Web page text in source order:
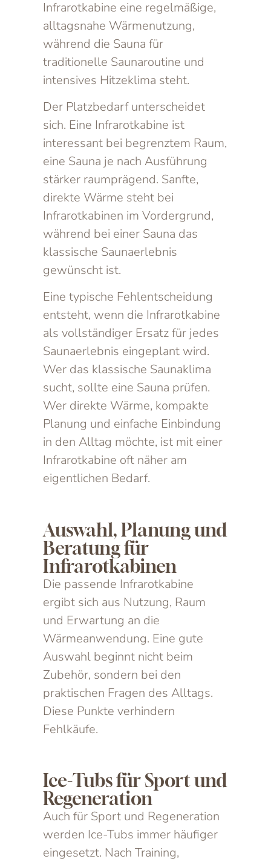
Infrarotkabine eine regelmäßige,
alltagsnahe Wärmenutzung,
während die Sauna für
traditionelle Saunaroutine und
intensives Hitzeklima steht.
Der Platzbedarf unterscheidet
sich. Eine Infrarotkabine ist
interessant bei begrenztem Raum,
eine Sauna je nach Ausführung
stärker raumprägend. Sanfte,
direkte Wärme steht bei
Infrarotkabinen im Vordergrund,
während bei einer Sauna das
klassische Saunaerlebnis
gewünscht ist.
Eine typische Fehlentscheidung
entsteht, wenn die Infrarotkabine
als vollständiger Ersatz für jedes
Saunaerlebnis eingeplant wird.
Wer das klassische Saunaklima
sucht, sollte eine Sauna prüfen.
Wer direkte Wärme, kompakte
Planung und einfache Einbindung
in den Alltag möchte, ist mit einer
Infrarotkabine oft näher am
eigentlichen Bedarf.
Auswahl, Planung und
Beratung für
Infrarotkabinen
Die passende Infrarotkabine
ergibt sich aus Nutzung, Raum
und Erwartung an die
Wärmeanwendung. Eine gute
Auswahl beginnt nicht beim
Zubehör, sondern bei den
praktischen Fragen des Alltags.
Diese Punkte verhindern
Fehlkäufe.
Ice-Tubs für Sport und
Regeneration
Auch für Sport und Regeneration
werden Ice-Tubs immer häufiger
eingesetzt. Nach Training,